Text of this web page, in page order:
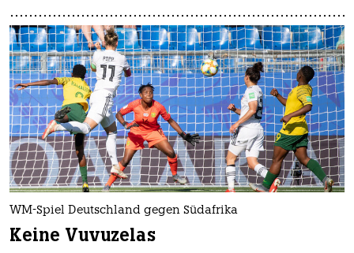
WM-Spiel Deutschland gegen Südafrika
Keine Vuvuzelas